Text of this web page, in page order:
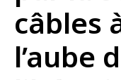
câbles
l’aube